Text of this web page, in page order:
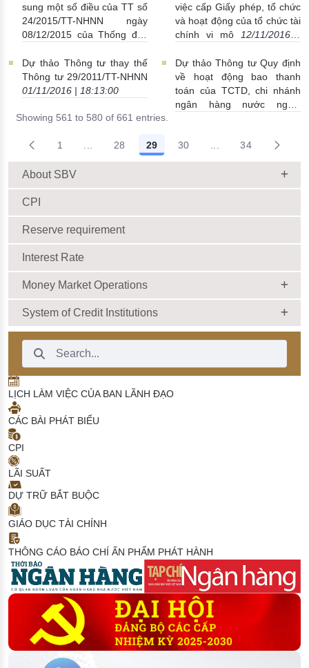
sung một số điều của TT số
24/2015/TT-NHNN ngày
08/12/2015 của Thống đốc
tệ của TCTD, chi nhánh NH
nước ngoài đ/v KH vay là
người cư trú 12/11/2016 |
việc cấp Giấy phép, tổ chức
và hoạt động của tổ chức tài
chính vi mô
12/11/2016 |
Dự thảo Thông tư thay thế
Thông tư 29/2011/TT-NHNN
01/11/2016 | 18:13:00
Dự thảo Thông tư Quy định
về hoạt động bao thanh
toán của TCTD, chi nhánh
ngân hàng nước ngoài
Showing 561 to 580 of 661 entries.
1 Intermediate Pages Use TAB to navigate.
28 29 30 Intermediate Pages
34
About SBV
CPI
Reserve requirement
Interest Rate
Money Market Operations
System of Credit Institutions
Search Bar
LỊCH LÀM VIỆC CỦA BAN LÃNH ĐẠO
CÁC BÀI PHÁT BIỂU
CPI
LÃI SUẤT
DỰ TRỮ BẮT BUỘC
GIÁO DỤC TÀI CHÍNH
THÔNG CÁO BÁO CHÍ ẤN PHẨM PHÁT HÀNH